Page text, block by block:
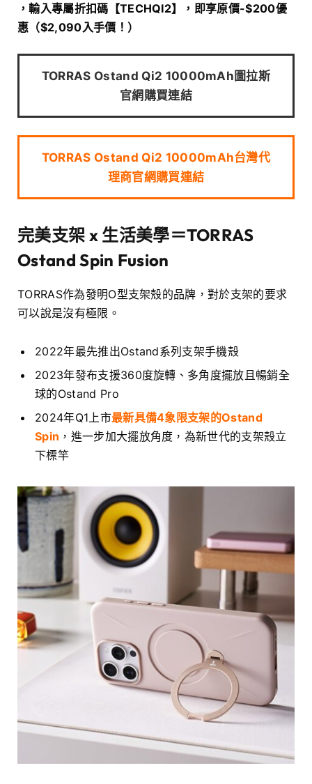
，輸入專屬折扣碼【TECHQI2】，即享原價-$200優
惠（$2,090入手價！）
TORRAS Ostand Qi2 10000mAh 圖拉斯
官網購買連結
TORRAS Ostand Qi2 10000mAh台灣代
理商官網購買連結
完美支架 x 生活美學＝TORRAS
Ostand Spin Fusion
TORRAS作為發明O型支架殼的品牌，對於支架的要求
可以說是沒有極限。
2022年最先推出Ostand系列支架手機殼
2023年發布支援360度旋轉、多角度擺放且暢銷全
球的Ostand Pro
2024年Q1上市最新具備4象限支架的Ostand
Spin ，進一步加大擺放角度，為新世代的支架殼立
下標竿